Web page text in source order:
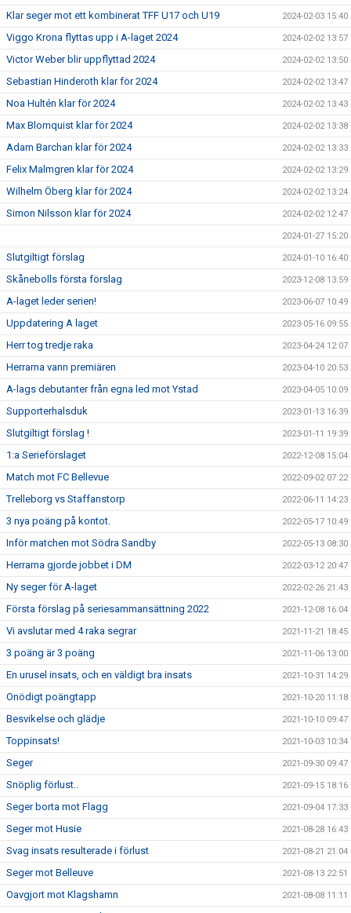
Klar seger mot ett kombinerat TFF U17 och U19 2024-02-03 15:40
Viggo Krona flyttas upp i A-laget 2024 2024-02-02 13:57
Victor Weber blir uppflyttad 2024 2024-02-02 13:50
Sebastian Hinderoth klar för 2024 2024-02-02 13:47
Noa Hultén klar för 2024 2024-02-02 13:43
Max Blomquist klar för 2024 2024-02-02 13:38
Adam Barchan klar för 2024 2024-02-02 13:33
Felix Malmgren klar för 2024 2024-02-02 13:29
Wilhelm Öberg klar för 2024 2024-02-02 13:24
Simon Nilsson klar för 2024 2024-02-02 12:47
2024-01-27 15:20
Slutgiltigt förslag 2024-01-10 16:40
Skånebolls första förslag 2023-12-08 13:59
A-laget leder serien! 2023-06-07 10:49
Uppdatering A laget 2023-05-16 09:55
Herr tog tredje raka 2023-04-24 12:07
Herrarna vann premiären 2023-04-10 20:53
A-lags debutanter från egna led mot Ystad 2023-04-05 10:09
Supporterhalsduk 2023-01-13 16:39
Slutgiltigt förslag ! 2023-01-11 19:39
1:a Serieförslaget 2022-12-08 15:04
Match mot FC Bellevue 2022-09-02 07:22
Trelleborg vs Staffanstorp 2022-06-11 14:23
3 nya poäng på kontot. 2022-05-17 10:49
Inför matchen mot Södra Sandby 2022-05-13 08:30
Herrarna gjorde jobbet i DM 2022-03-12 20:47
Ny seger för A-laget 2022-02-26 21:43
Första förslag på seriesammansättning 2022 2021-12-08 16:04
Vi avslutar med 4 raka segrar 2021-11-21 18:45
3 poäng är 3 poäng 2021-11-06 13:00
En urusel insats, och en väldigt bra insats 2021-10-31 14:29
Onödigt poängtapp 2021-10-20 11:18
Besvikelse och glädje 2021-10-10 09:47
Toppinsats! 2021-10-03 10:34
Seger 2021-09-30 09:47
Snöplig förlust.. 2021-09-15 18:16
Seger borta mot Flagg 2021-09-04 17:33
Seger mot Husie 2021-08-28 16:43
Svag insats resulterade i förlust 2021-08-21 21:04
Seger mot Belleuve 2021-08-13 22:51
Oavgjort mot Klagshamn 2021-08-08 11:11